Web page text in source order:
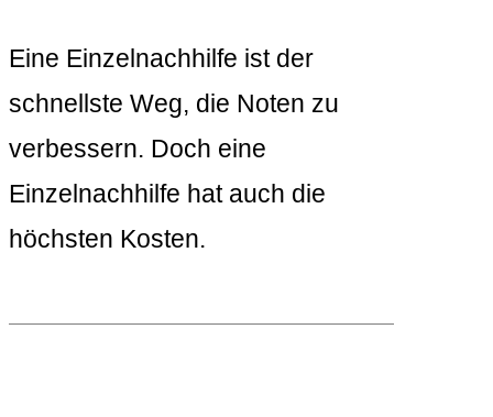
Eine Einzelnachhilfe ist der
schnellste Weg, die Noten zu
verbessern. Doch eine
Einzelnachhilfe hat auch die
höchsten Kosten.